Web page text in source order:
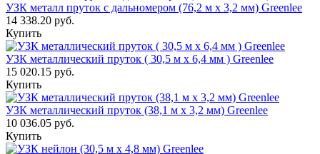
УЗК металл пруток с дальномером (76,2 м х 3,2 мм) Greenlee
14 338.20 руб.
Купить
УЗК металлический пруток ( 30,5 м х 6,4 мм ) Greenlee
15 020.15 руб.
Купить
УЗК металлический пруток (38,1 м х 3,2 мм) Greenlee
10 036.05 руб.
Купить